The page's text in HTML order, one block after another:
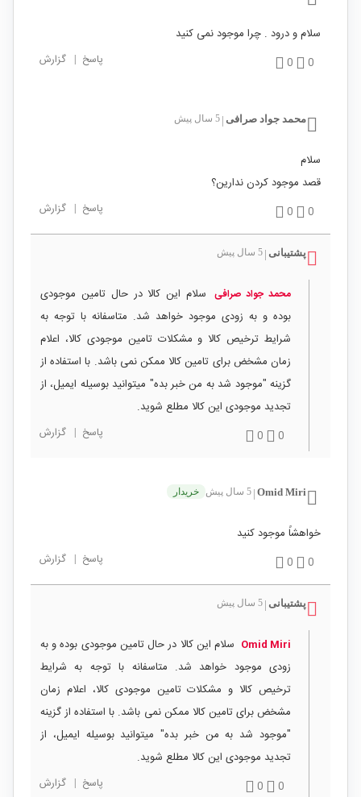
سلام و درود . چرا موجود نمی کنید
0
0 پاسخ | گزارش
محمد جواد صرافی 5 سال پیش
سلام
قصد موجود کردن ندارین؟
0
0 پاسخ | گزارش
پشتیبانی 5 سال پیش
محمد جواد صرافی سلام این کالا در حال تامین موجودی
بوده و به زودی موجود خواهد شد. متاسفانه با توجه به
شرایط ترخیص کالا و مشکلات تامین موجودی کالا، اعلام
زمان مشخض برای تامین کالا ممکن نمی باشد. با استفاده از
گزینه "موجود شد به من خبر بده" میتوانید بوسیله ایمیل، از
تجدید موجودی این کالا مطلع شوید.
0
0 پاسخ | گزارش
Omid Miri 5 سال پیش خریدار
خواهشاً موجود کنید
0
0 پاسخ | گزارش
پشتیبانی 5 سال پیش
Omid Miri سلام این کالا در حال تامین موجودی بوده و به
زودی موجود خواهد شد. متاسفانه با توجه به شرایط
ترخیص کالا و مشکلات تامین موجودی کالا، اعلام زمان
مشخض برای تامین کالا ممکن نمی باشد. با استفاده از گزینه
"موجود شد به من خبر بده" میتوانید بوسیله ایمیل، از
تجدید موجودی این کالا مطلع شوید.
0
0 پاسخ | گزارش